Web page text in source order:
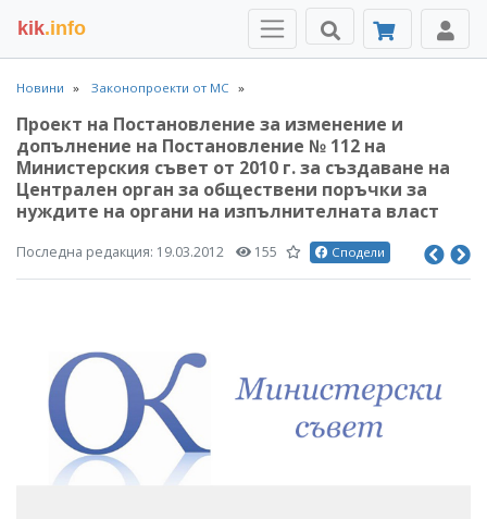
kik.info
Новини Законопроекти от МС
Проект на Постановление за изменение и
допълнение на Постановление № 112 на
Министерския съвет от 2010 г. за създаване на
Централен орган за обществени поръчки за
нуждите на органи на изпълнителната власт
Последна редакция: 19.03.2012 155 Сподели